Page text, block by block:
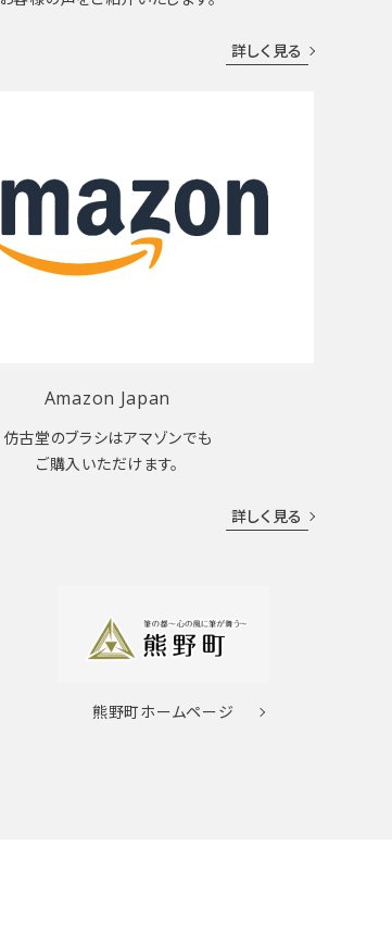
詳しく見る
Amazon Japan
仿古堂のブラシはアマゾンでも
ご購入いただけます。
詳しく見る
熊野町ホームページ